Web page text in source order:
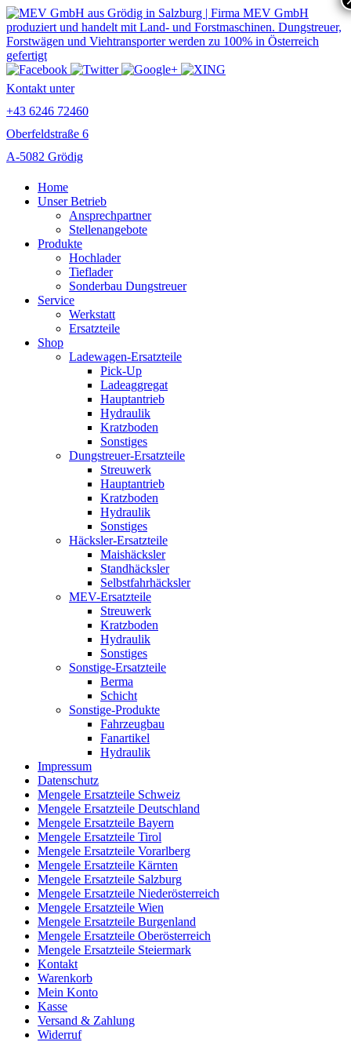
Kontakt unter
+43 6246 72460
Oberfeldstraße 6
A-5082 Grödig
Home
Unser Betrieb
Ansprechpartner
Stellenangebote
Produkte
Hochlader
Tieflader
Sonderbau Dungstreuer
Service
Werkstatt
Ersatzteile
Shop
Ladewagen-Ersatzteile
Pick-Up
Ladeaggregat
Hauptantrieb
Hydraulik
Kratzboden
Sonstiges
Dungstreuer-Ersatzteile
Streuwerk
Hauptantrieb
Kratzboden
Hydraulik
Sonstiges
Häcksler-Ersatzteile
Maishäcksler
Standhäcksler
Selbstfahrhäcksler
MEV-Ersatzteile
Streuwerk
Kratzboden
Hydraulik
Sonstiges
Sonstige-Ersatzteile
Berma
Schicht
Sonstige-Produkte
Fahrzeugbau
Fanartikel
Hydraulik
Impressum
Datenschutz
Mengele Ersatzteile Schweiz
Mengele Ersatzteile Deutschland
Mengele Ersatzteile Bayern
Mengele Ersatzteile Tirol
Mengele Ersatzteile Vorarlberg
Mengele Ersatzteile Kärnten
Mengele Ersatzteile Salzburg
Mengele Ersatzteile Niederösterreich
Mengele Ersatzteile Wien
Mengele Ersatzteile Burgenland
Mengele Ersatzteile Oberösterreich
Mengele Ersatzteile Steiermark
Kontakt
Warenkorb
Mein Konto
Kasse
Versand & Zahlung
Widerruf